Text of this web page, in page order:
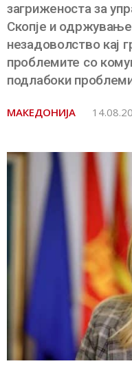
загриженоста за
Скопје и
незадоволство кај
проблемите со
подлабоки
МАКЕДОНИЈА